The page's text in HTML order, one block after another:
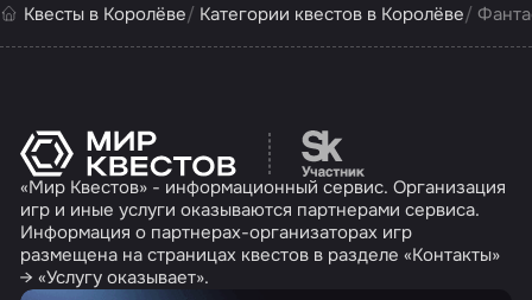
Квесты в Королёве Категории квестов в Королёве
Перейти на сайт
«Мир Квестов» - информационный сервис. Организация
игр и иные услуги оказываются партнерами сервиса.
Информация о партнерах-организаторах игр
размещена на страницах квестов в разделе «Контакты»
→ «Услугу оказывает».